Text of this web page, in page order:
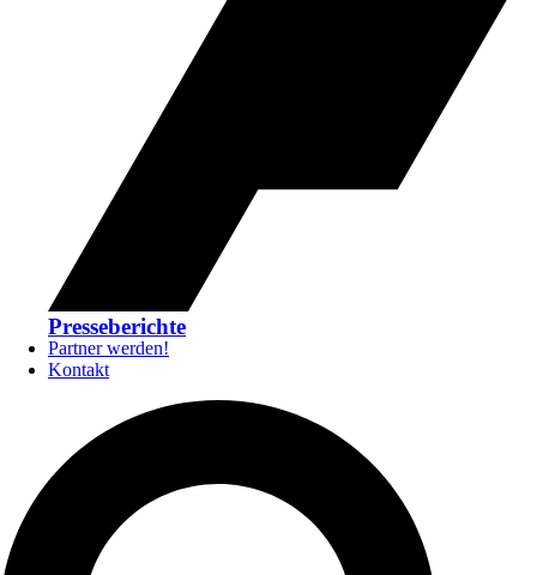
Presseberichte
Partner werden!
Kontakt